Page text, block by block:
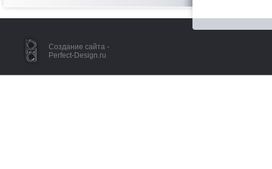
Создание сайта -
Perfect-Design.ru